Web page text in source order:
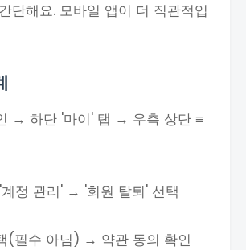
단해요. 모바일 앱이 더 직관적입
→ 하단 '마이' 탭 → 우측 상단 ≡
정 관리' → '회원 탈퇴' 선택
(필수 아님) → 약관 동의 확인